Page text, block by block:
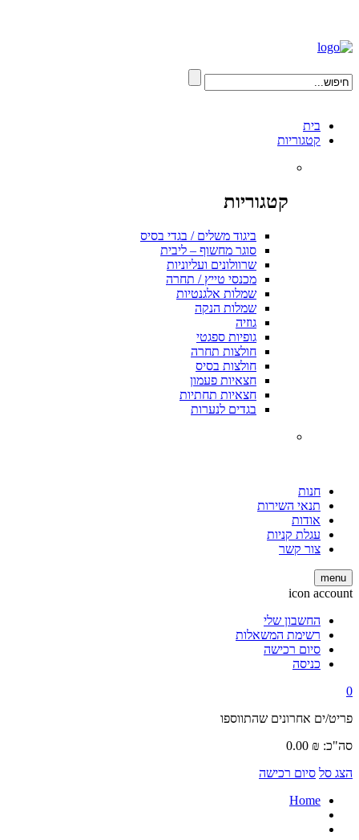
בית
קטגוריות
קטגוריות
ביגוד משלים / בגדי בסיס
סוגר מחשוף – ליבית
שרוולונים ועליוניות
מכנסי טייץ / תחרה
שמלות אלגנטיות
שמלות הנקה
גוזיה
גופיות ספגטי
חולצות תחרה
חולצות בסיס
חצאיות פעמון
חצאיות תחתיות
בגדים לנערות
חנות
תנאי השירות
אודות
עגלת קניות
צור קשר
menu
icon account
החשבון שלי
רשימת המשאלות
סיום רכישה
כניסה
0
פריט/ים אחרונים שהתווספו
סה"כ:
0.00 ₪
הצג סל סיום רכישה
Home